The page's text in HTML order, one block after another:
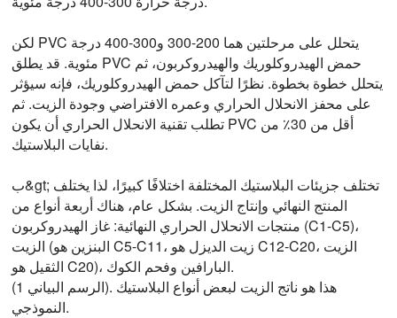
لكن PVC يتحلل على مرحلتين هما 200-300 و300-400 درجة
مئوية. قد يطلق PVC حمض الهيدروكلوريك والهيدروكربون، ثم
يتحلل خطوة بخطوة. نظرًا لتآكل حمض الهيدروكلوريك، فإنه سيؤثر
على محفز الانحلال الحراري وعمره الافتراضي وجودة الزيت. ثم
تطلب تقنية الانحلال الحراري أن يكون PVC أقل من 30٪ من
نفايات البلاستيك.
ب&gt; تختلف جزيئات البلاستيك المختلفة اختلافًا كبيرًا، لذا يختلف
المنتج النهائي وإنتاج الزيت. بشكل عام، هناك أربعة أنواع من
منتجات الانحلال الحراري النهائية: غاز الهيدروكربون (C1-C5)،
الزيت (البنزين هو C5-C11، زيت الديزل هو C12-C20، الزيت
الثقيل هو C20)، البارافين وفحم الكوك.
(الرسم البياني 1). هذا هو ناتج الزيت لبعض أنواع البلاستيك
النموذجي.